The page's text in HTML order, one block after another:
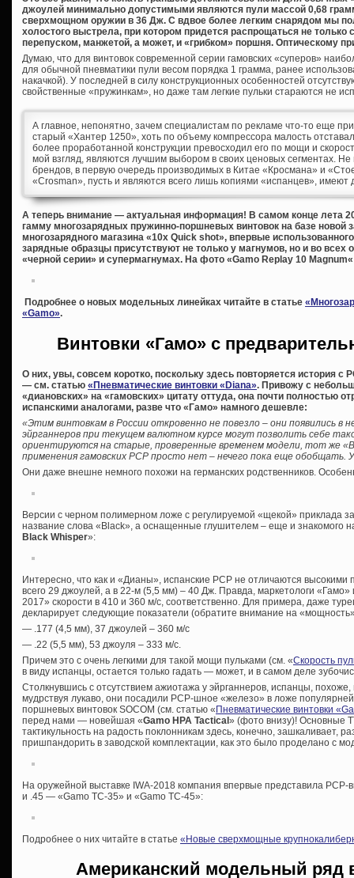
джоулей минимально допустимыми являются пули массой 0,68
сверхмощном оружии в 36 Дж. С вдвое более легким снарядом мы
холостого выстрела, при котором придется распрощаться не только
перепуском, манжетой, а может, и «грибком» поршня. Оптическому
Думаю, что для винтовок современной серии гамовских «суперов»
для обычной пневматики пули весом порядка 1 грамма, ранее
накачкой). У последней в силу конструкционных особенностей
свойственные «пружинкам», но даже там легкие пульки стараются не
А главное, непонятно, зачем специалистам по рекламе что-то еще
старый «Хантер 1250», хоть по объему компрессора малость
более проработанной конструкции превосходил его по мощи и
мой взгляд, являются лучшим выбором в своих ценовых сегментах.
брендов, в первую очередь производимых в Китае «Кросмана» и
«Crosman», пусть и являются всего лишь копиями «испанцев», имеют
А теперь внимание — актуальная информация! В самом конце лета
гамму многозарядных пружинно-поршневых винтовок на базе новой
многозарядного магазина «10x Quick shot», впервые
зарядные образцы присутствуют не только у магнумов, но и во
«черной серии» и супермагнумах. На фото «Gamo Replay 10
Подробнее о новых модельных линейках читайте в статье
«Gamo».
Винтовки «Гамо» с
О них, увы, совсем коротко, поскольку здесь повторяется история с
— см. статью «Пневматические винтовки «Diana». Привожу с
«диановских» на «гамовских» цитату оттуда, она почти полностью
испанскими аналогами, разве что «Гамо» намного дешевле:
«Этим винтовкам в России откровенно не повезло – они появились в
эйрганнеров при текущем валютном курсе могут позволить себе
ориентируются на старые, проверенные временем модели, тот же
применения гамовских PCP просто нет – нечего пока еще обобщать.
Они даже внешне немного похожи на германских родственников.
Версии с черном полимерном ложе с регулируемой «щекой» приклада
название слова «Black», а оснащенные глушителем – еще и знакомого
Black Whisper»:
Интересно, что как и «Дианы», испанские PCP не отличаются высокими
всего 29 джоулей, а в 22-м (5,5 мм) – 40 Дж. Правда, маркетологи «Гамо»
2017» скорости в 410 и 360 м/с, соответственно. Для примера, даже
декларирует следующие показатели (обратите внимание на
— .177 (4,5 мм), 37 джоулей – 360 м/с
— .22 (5,5 мм), 53 джоуля – 333 м/с.
Причем это с очень легкими для такой мощи пульками (см. «Скорость
в виду испанцы, остается только гадать — может, и в самом деле
Столкнувшись с отсутствием ажиотажа у эйрганнеров, испанцы,
мудрствуя лукаво, они посадили PCP-шное «железо» в ложе
поршневых винтовок SOCOM (см. статью «Пневматические винтовки
перед нами — новейшая «Gamo HPA Tactical» (фото внизу)! Основные
тактикульность на радость поклонникам здесь, конечно, зашкаливает,
пришпандорить в заводской комплектации, как это было проделано с
На оружейной выставке IWA-2018 компания впервые представила PCP-
и .45 — «Gamo TC-35» и «Gamo TC-45»:
Подробнее о них читайте в статье «Новые сверхмощные
Американский модельный ряд